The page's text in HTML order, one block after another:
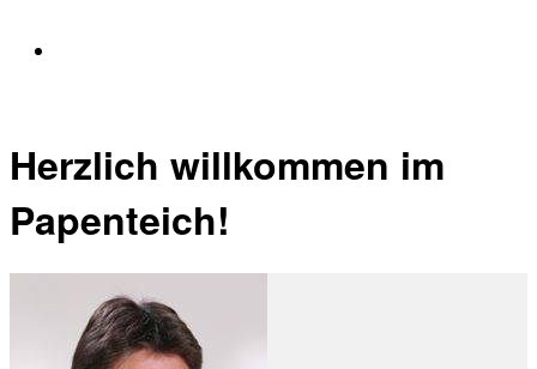
Herzlich willkommen im
Papenteich!